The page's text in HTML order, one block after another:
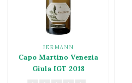
JERMANN
Capo Martino Venezia
Giula IGT 2018